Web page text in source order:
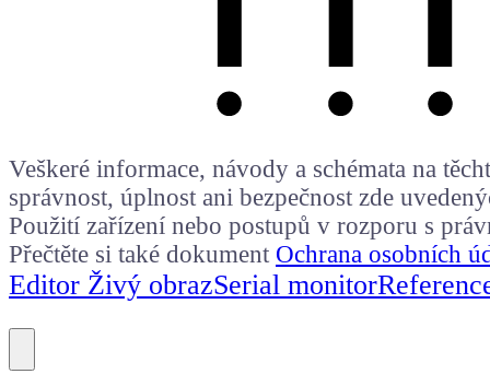
Veškeré informace, návody a schémata na
správnost, úplnost ani bezpečnost zde
Použití zařízení nebo postupů v rozporu s
Přečtěte si také dokument Ochrana osobních
Editor Živý obrazSerial monitor